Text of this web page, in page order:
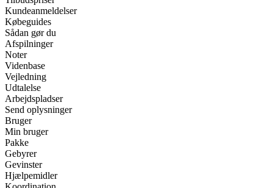
Kundeanmeldelser
Købeguides
Sådan gør du
Afspilninger
Noter
Videnbase
Vejledning
Udtalelse
Arbejdspladser
Send oplysninger
Bruger
Min bruger
Pakke
Gebyrer
Gevinster
Hjælpemidler